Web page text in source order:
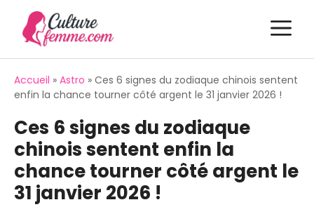
contenu
Accueil » Astro » Ces 6 signes du zodiaque chinois sentent
enfin la chance tourner côté argent le 31 janvier 2026 !
Ces 6 signes du zodiaque
chinois sentent enfin la
chance tourner côté argent le
31 janvier 2026 !